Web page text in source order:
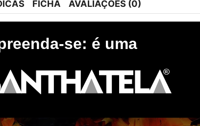
FICHA AVALIAÇÕES (0)
se: é uma